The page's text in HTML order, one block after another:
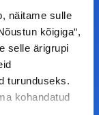
näitame sulle
kõigiga“,
selle ärigrupi
turunduseks.
kohandatud
Y
o
u
t